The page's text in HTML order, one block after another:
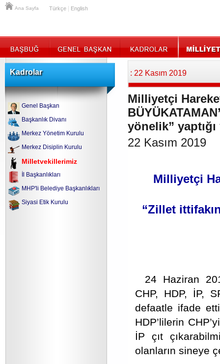
Ana Sayfa Türkçe English
Kadrolar
Genel Başkan
Başkanlık Divanı
Merkez Yönetim Kurulu
Merkez Disiplin Kurulu
Milletvekillerimiz
İl Başkanlıkları
MHP'li Belediye Başkanlıkları
Siyasi Etik Kurulu
: 22 Kasım 2019
Milliyetçi
yönelik” yaptığı
22 Kasım 2019
Milliyetçi
“Zillet
24 Haziran
CHP, HDP, İP,
defaatle ifade
HDP’lilerin
İP çıt
olanların sineye